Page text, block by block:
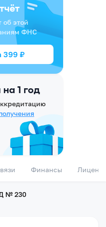
1 год
об этой
ФНС
399 ₽
Финансы
№ 230